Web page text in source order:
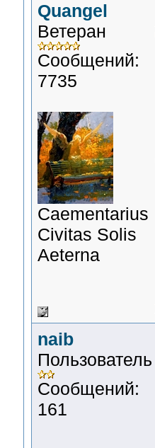
Quangel
Ветеран
Сообщений:
7735
Сaementarius
Civitas Solis
Aeterna
naib
Пользователь
Сообщений:
161